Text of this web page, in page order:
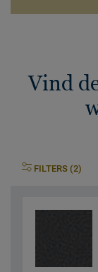
Vind
FILTERS (2)